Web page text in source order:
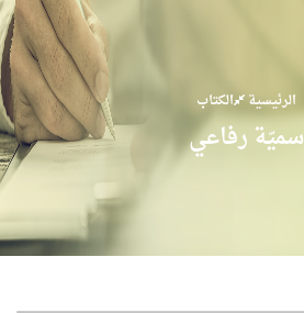
الرئيسية الكتاب
سميّة رفاعي